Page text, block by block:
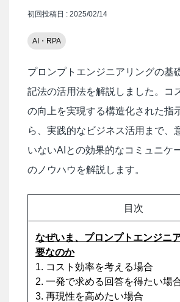
AI・RPA
初回投稿日 : 2025/02/14
プロンプトエンジニアリングの基
記法の活用法を解説しました。コ
の向上を実現する構造化された指
ら、実践的なビジネス活用まで、
いないAIとの効果的なコミュニケ
のノウハウを解説します。
目次
なぜいま、プロンプトエンジニ
要なのか
1. コスト効率を考える場合
2. 一発で求める回答を得たい場
3. 再現性を高めたい場合